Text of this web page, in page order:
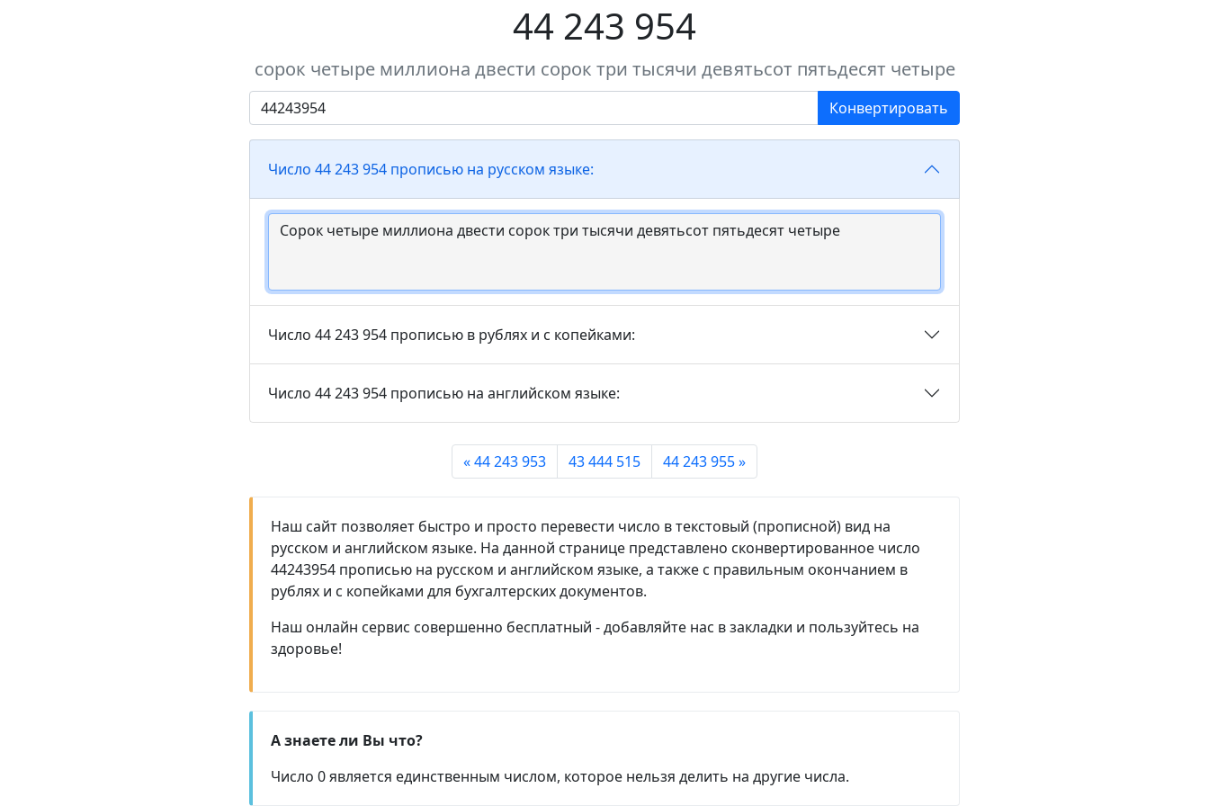
44 243 954
сорок четыре миллиона двести сорок три тысячи девятьсот пятьдесят четыре
Конвертировать
Число 44 243 954 прописью на русском языке:
Число 44 243 954 прописью в рублях и с копейками:
Число 44 243 954 прописью на английском языке:
« 44 243 953 43 444 515 44 243 955 »
Наш сайт позволяет быстро и просто перевести число в текстовый (прописной) вид на
русском и английском языке. На данной странице представлено сконвертированное число
44243954 прописью на русском и английском языке, а также с правильным окончанием в
рублях и с копейками для бухгалтерских документов.
Наш онлайн сервис совершенно бесплатный - добавляйте нас в закладки и пользуйтесь на
здоровье!
А знаете ли Вы что?
Число 0 является единственным числом, которое нельзя делить на другие числа.